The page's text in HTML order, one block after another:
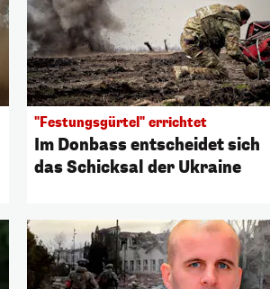
"Festungsgürtel" errichtet
Im Donbass entscheidet sich
das Schicksal der Ukraine